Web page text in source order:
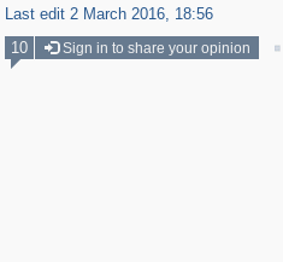
Last edit 2 March 2016, 18:56
10
Sign in to share your opinion